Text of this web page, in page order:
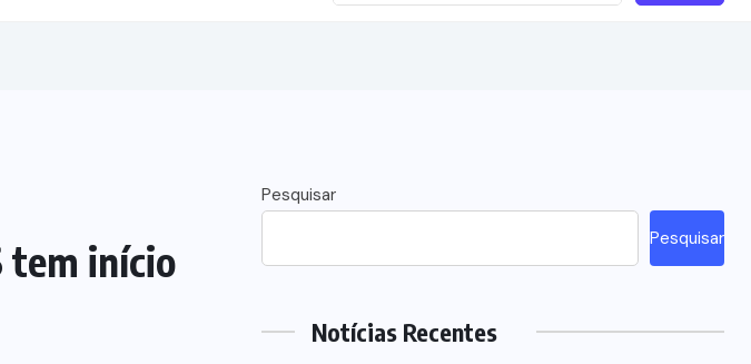
tem início
Pesquisar
Pesquisar
Notícias Recentes